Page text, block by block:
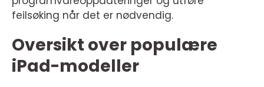
feilsøking når det er nødvendig.
Oversikt over populære
iPad-modeller